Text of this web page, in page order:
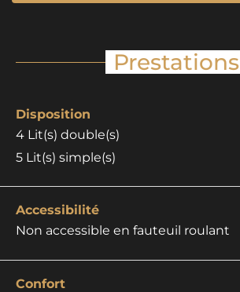
Prestations
Disposition
4 Lit(s) double(s)
5 Lit(s) simple(s)
Accessibilité
Non accessible en fauteuil roulant
Confort